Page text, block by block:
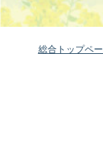
総合トップペ